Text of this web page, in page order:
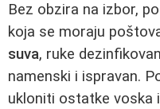
Bez obzira na izbor,
koja se moraju
suva, ruke
namenski i ispravan.
ukloniti ostatke voska